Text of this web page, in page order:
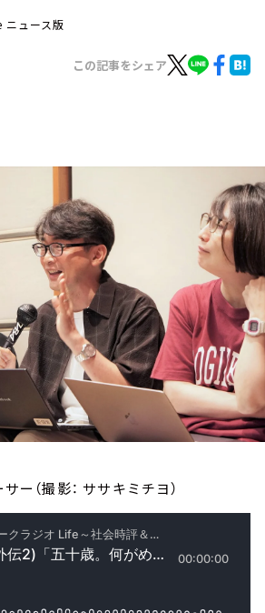
ズ
ニュース版
この記事をシェア
ー（撮影： ササキミチヨ）